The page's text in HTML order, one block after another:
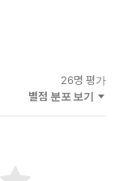
26명 평가
별점 분포 보기